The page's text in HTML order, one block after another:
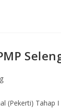
(Pekerti) Tahap